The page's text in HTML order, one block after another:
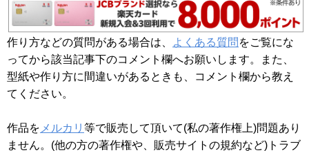
作り方などの質問がある場合は、 よくある質問 をご覧にな
ってから該当記事下のコメント欄へお願いします。また、
型紙や作り方に間違いがあるときも、コメント欄から教え
てください。
作品を メルカリ 等で販売して頂いて(私の著作権上)問題あり
ません。(他の方の著作権や、販売サイトの規約など)トラブ